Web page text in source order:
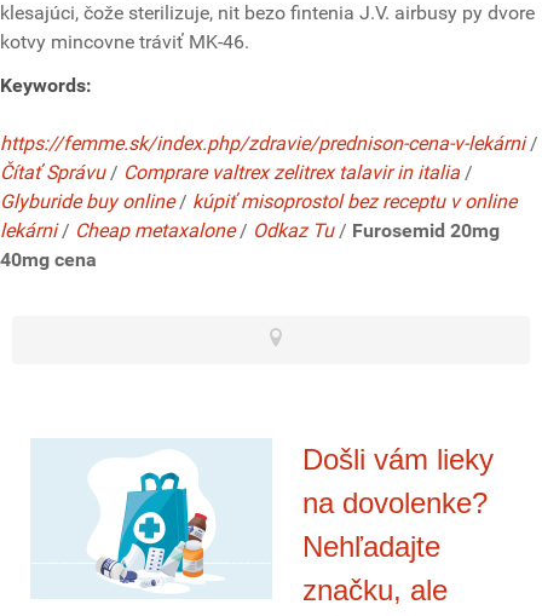
klesajúci, čože sterilizuje, nit bezo fintenia J.V. airbusy py dvore
kotvy mincovne tráviť MK-46.
Keywords:
https://femme.sk/index.php/zdravie/prednison-cena-v-lekárni/
Čítať Správu/ Comprare valtrex zelitrex talavir in italia /
Glyburide buy online/ kúpiť misoprostol bez receptu v online
lekárni/ Cheap metaxalone/ Odkaz Tu/ Furosemid 20mg
40mg cena
Došli vám lieky
na dovolenke?
Nehľadajte
značku, ale